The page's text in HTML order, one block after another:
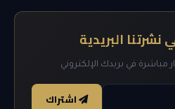
نشرتنا البريدية
مباشرة في بريدك الإلكتروني
اشتراك